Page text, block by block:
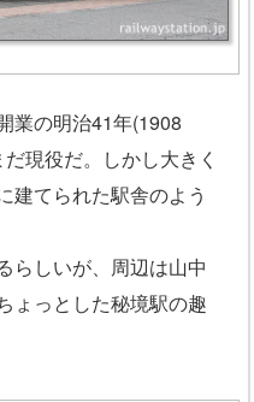
業の明治41年(1908
現役だ。しかし大きく
建てられた駅舎のよう
らしいが、周辺は山中
ょっとした秘境駅の趣